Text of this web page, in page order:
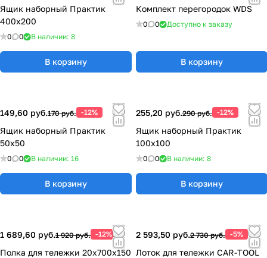
Ящик наборный Практик
400x200
0 0 В наличии: 8
В корзину
Комплект перегородок WDS
0 0 Доступно к заказу
В корзину
149,60 руб.170 руб. -12%
Ящик наборный Практик
50x50
0 0 В наличии: 16
В корзину
255,20 руб.290 руб. -12%
Ящик наборный Практик
100x100
0 0 В наличии: 8
В корзину
1 689,60 руб.1 920 руб. -12%
Полка для тележки 20x700x150
2 593,50 руб.2 730 руб. -5%
Лоток для тележки CAR-TOOL